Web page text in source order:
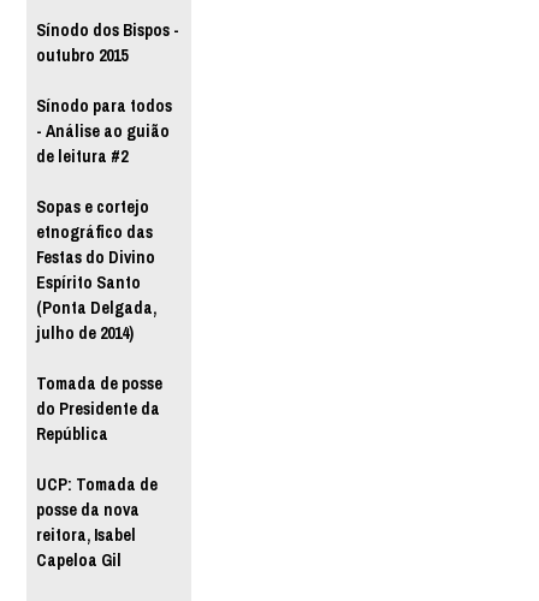
Sínodo dos Bispos -
outubro 2015
Sínodo para todos
- Análise ao guião
de leitura #2
Sopas e cortejo
etnográfico das
Festas do Divino
Espírito Santo
(Ponta Delgada,
julho de 2014)
Tomada de posse
do Presidente da
República
UCP: Tomada de
posse da nova
reitora, Isabel
Capeloa Gil